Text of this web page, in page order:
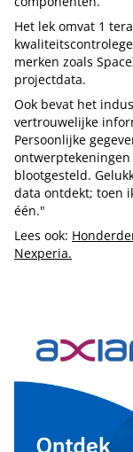
Het lek omvat 1
merken zoals
projectdata.
Ook bevat het
vertrouwelijke
Persoonlijke
blootgesteld.
data ontdekt; toen
één."
Lees ook:
Nexperia.